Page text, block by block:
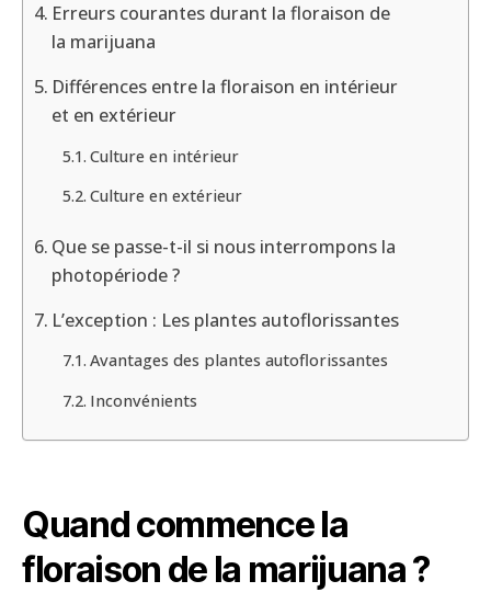
Erreurs courantes durant la floraison de
la marijuana
Différences entre la floraison en intérieur
et en extérieur
Culture en intérieur
Culture en extérieur
Que se passe-t-il si nous interrompons la
photopériode ?
L’exception : Les plantes autoflorissantes
Avantages des plantes autoflorissantes
Inconvénients
Quand commence la
floraison de la marijuana ?